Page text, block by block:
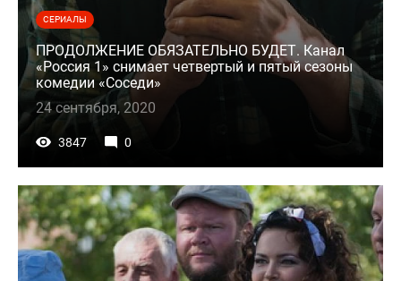
СЕРИАЛЫ
ПРОДОЛЖЕНИЕ ОБЯЗАТЕЛЬНО БУДЕТ. Канал
«Россия 1» снимает четвертый и пятый сезоны
комедии «Соседи»
24 сентября, 2020
3847 0